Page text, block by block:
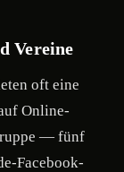
Vereine
oft eine
Online-
— fünf
Facebook-